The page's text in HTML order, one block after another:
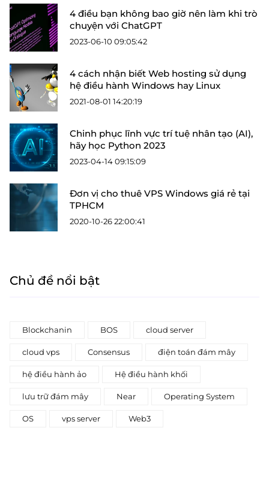
4 điều bạn không bao giờ nên làm khi trò
chuyện với ChatGPT
2023-06-10 09:05:42
4 cách nhận biết Web hosting sử dụng
hệ điều hành Windows hay Linux
2021-08-01 14:20:19
Chinh phục lĩnh vực trí tuệ nhân tạo (AI),
hãy học Python 2023
2023-04-14 09:15:09
Đơn vị cho thuê VPS Windows giá rẻ tại
TPHCM
2020-10-26 22:00:41
Chủ đề nổi bật
Blockchanin BOS cloud server
cloud vps Consensus điện toán đám mây
hệ điều hành ảo Hệ điều hành khối
lưu trữ đám mây Near Operating System
OS vps server Web3